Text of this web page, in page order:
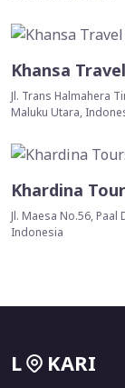
Khansa
Jl. Trans Halmahera
Maluku Utara,
Khardina
Jl. Maesa No.56,
Indonesia
L KARI